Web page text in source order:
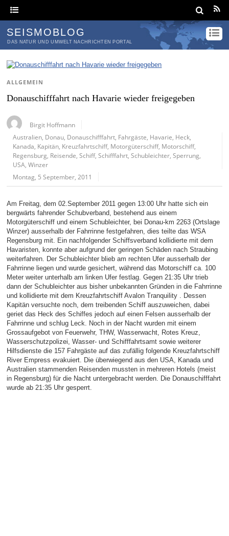
SEISMOBLOG
DAS NATUR UND UMWELT NACHRICHTEN PORTAL
ALLGEMEIN
Donauschifffahrt nach Havarie wieder freigegeben
Birgit Hoffmann
Australien Donau Donauschifffahrt Fahrgäste Havarie Heck
Kanada Kapitän Kreuzfahrtschiff, Motorgüterschiff, Motorschiff,
Regensburg Reisende ,Schiff,Schifffahrt ,Schubleichter ,Sperrung
USA ,Winzer
Montag, 5 September, 2011
Am Freitag, dem 02.September 2011 gegen 13:00 Uhr hatte sich ein
bergwärts fahrender Schubverband, bestehend aus einem
Motorgüterschiff und einem Schubleichter, bei Donau-km 2263 (Ortslage
Winzer) ausserhalb der Fahrrinne festgefahren, dies teilte das WSA
Regensburg mit. Ein nachfolgender Schiffsverband kollidierte mit dem
Havaristen, konnte aber aufgrund der geringen Schäden nach Straubing
weiterfahren. Der Schubleichter blieb am rechten Ufer ausserhalb der
Fahrrinne liegen und wurde gesichert, während das Motorschiff ca. 100
Meter weiter unterhalb am linken Ufer festlag. Gegen 21:35 Uhr trieb
dann der Schubleichter aus bisher unbekannten Gründen in die Fahrrinne
und kollidierte mit dem Kreuzfahrtschiff Avalon Tranquility . Dessen
Kapitän versuchte noch, dem treibenden Schiff auszuweichen, dabei
geriet das Heck des Schiffes jedoch auf einen Felsen ausserhalb der
Fahrrinne und schlug Leck. Noch in der Nacht wurden mit einem
Grossaufgebot von Feuerwehr, THW, Wasserwacht, Rotes Kreuz,
Wasserschutzpolizei, Wasser- und Schifffahrtsamt sowie weiterer
Hilfsdienste die 157 Fahrgäste auf das zufällig folgende Kreuzfahrtschiff
River Empress evakuiert. Die überwiegend aus den USA, Kanada und
Australien stammenden Reisenden mussten in mehreren Hotels (meist
in Regensburg) für die Nacht untergebracht werden. Die Donauschifffahrt
wurde ab 21:35 Uhr gesperrt.